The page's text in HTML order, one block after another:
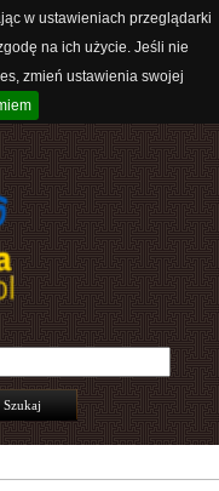
w ustawieniach przeglądarki
na ich użycie. Jeśli nie
zmień ustawienia swojej